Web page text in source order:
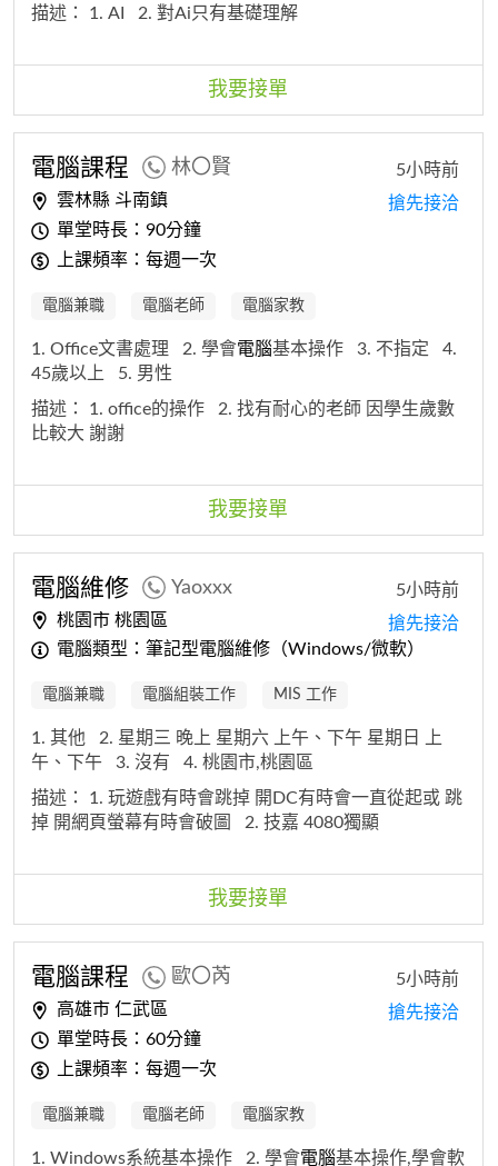
描述： 1. AI 2. 對Ai只有基礎理解
我要接單
電腦課程 林〇賢
雲林縣 斗南鎮
單堂時長：90分鐘
上課頻率：每週一次
5小時前
搶先接洽
電腦兼職 電腦老師 電腦家教
1. Office文書處理 2. 學會電腦基本操作 3. 不指定
4.
45歲以上
5. 男性
描述： 1. office的操作
2. 找有耐心的老師 因學生歲數
比較大 謝謝
我要接單
電腦維修 Yaoxxx
桃園市 桃園區
電腦類型：筆記型電腦維修（Windows/微軟）
5小時前
搶先接洽
電腦兼職 電腦組裝工作 MIS 工作
1. 其他
2. 星期三 晚上 星期六 上午、下午 星期日 上
午、下午
3. 沒有
4. 桃園市,桃園區
描述： 1. 玩遊戲有時會跳掉 開DC有時會一直從起或 跳
掉 開網頁螢幕有時會破圖
2. 技嘉 4080獨顯
我要接單
電腦課程 歐〇芮
高雄市 仁武區
單堂時長：60分鐘
上課頻率：每週一次
5小時前
搶先接洽
電腦兼職 電腦老師 電腦家教
1. Windows系統基本操作 2. 學會電腦基本操作,學會軟